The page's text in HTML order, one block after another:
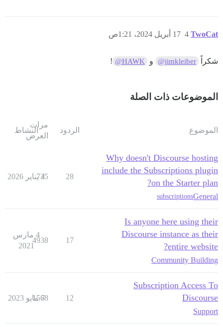
TwoCat 17 أبريل 2024، 1:21ص 4
شكراً @jimkleiber و @HAWK
!
الموضوعات ذات الصلة
الموضوع الردود
مرات
العرض
النشاط
Why doesn't Discourse hosting
include the Subscriptions plugin
on the Starter plan?
General
subscriptions
28
735
4 يناير 2026
Is anyone here using their
Discourse instance as their
entire website?
Community Building
17
4938
4 مارس
2021
Subscription Access To
Discourse
Support
12
1568
7 مايو 2023